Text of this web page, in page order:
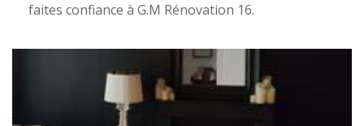
faites confiance à G.M Rénovation 16.